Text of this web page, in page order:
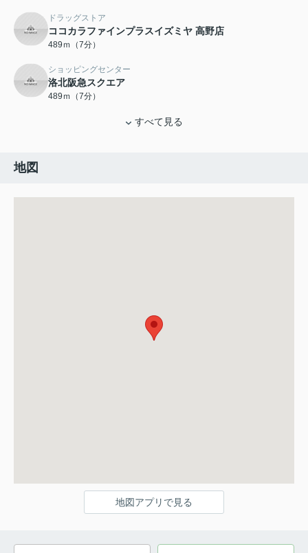
ドラッグストア
ココカラファインプラスイズミヤ 高野店
489ｍ（7分）
ショッピングセンター
洛北阪急スクエア
489ｍ（7分）
すべて見る
地図
地図アプリで見る